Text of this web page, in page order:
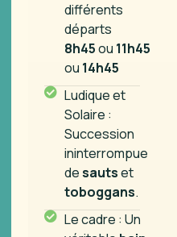
différents
départs
8h45ou 11h45
ou 14h45
Ludique et
Solaire :
Succession
ininterrompue
desautset
toboggans.
Le cadre : Un